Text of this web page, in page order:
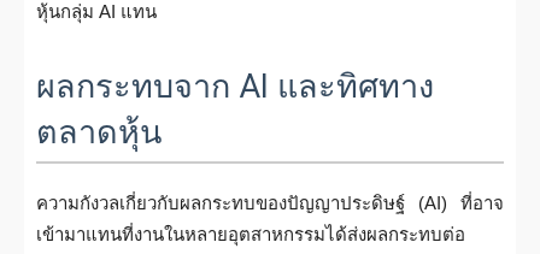
หุ้นกลุ่ม AI แทน
ผลกระทบจาก AI และทิศทาง
ตลาดหุ้น
ความกังวลเกี่ยวกับผลกระทบของปัญญาประดิษฐ์ (AI) ที่อาจ
เข้ามาแทนที่งานในหลายอุตสาหกรรมได้ส่งผลกระทบต่อ